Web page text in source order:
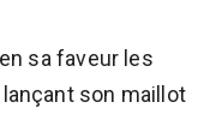
sa faveur les
son maillot